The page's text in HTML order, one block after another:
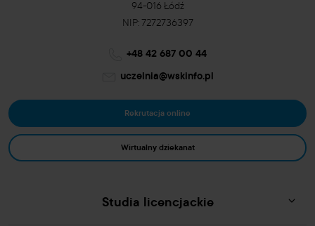
94-016 Łódź
NIP: 7272736397
+48 42 687 00 44
uczelnia@wskinfo.pl
Rekrutacja online
Wirtualny dziekanat
Studia licencjackie